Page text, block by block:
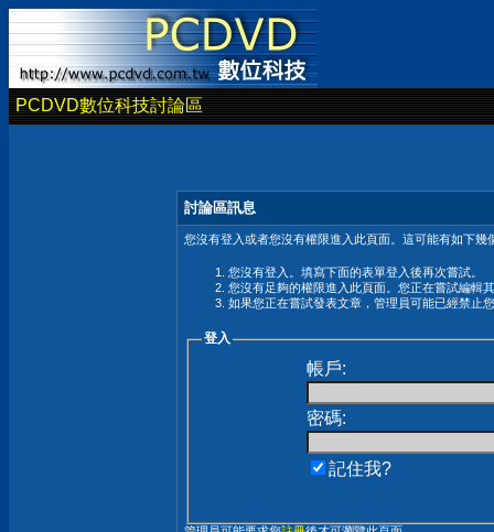
PCDVD數位科技討論區
討論區訊息
您沒有登入或者您沒有權限進入此頁面。這可能有如下幾
您沒有登入。填寫下面的表單登入後再次嘗試。
您沒有足夠的權限進入此頁面。您正在嘗試編輯
如果您正在嘗試發表文章，管理員可能已經禁止
登入
帳戶:
密碼:
記住我?